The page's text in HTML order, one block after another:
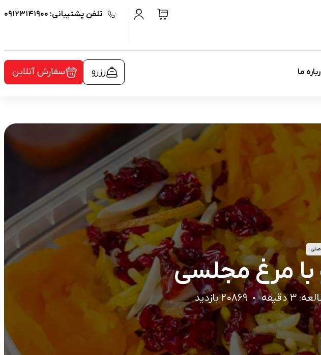
تلفن پشتیبانی: ۰۹۱۲۳۱۴۱۹۰۰
ما سفارش آنلاین رزرو
با مرغ مجلسی
۳ دقیقه ۲۰۸۶۹ بازدید